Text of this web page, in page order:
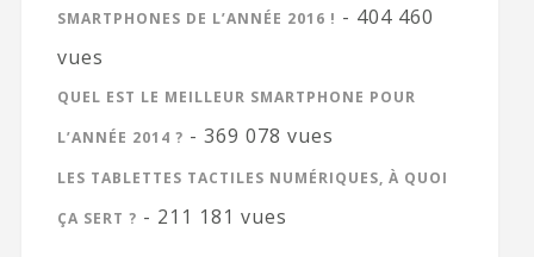
SMARTPHONES DE L’ANNÉE 2016 ! - 404 460
vues
QUEL EST LE MEILLEUR SMARTPHONE POUR
L’ANNÉE 2014 ? - 369 078 vues
LES TABLETTES TACTILES NUMÉRIQUES, À QUOI
ÇA SERT ? - 211 181 vues